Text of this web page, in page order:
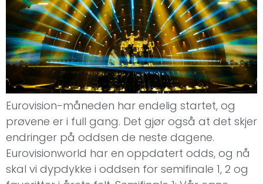
Eurovision-måneden har endelig startet, og
prøvene er i full gang. Det gjør også at det skjer
endringer på oddsen de neste dagene.
Eurovisionworld har en oppdatert odds, og nå
skal vi dypdykke i oddsen for semifinale 1, 2 og